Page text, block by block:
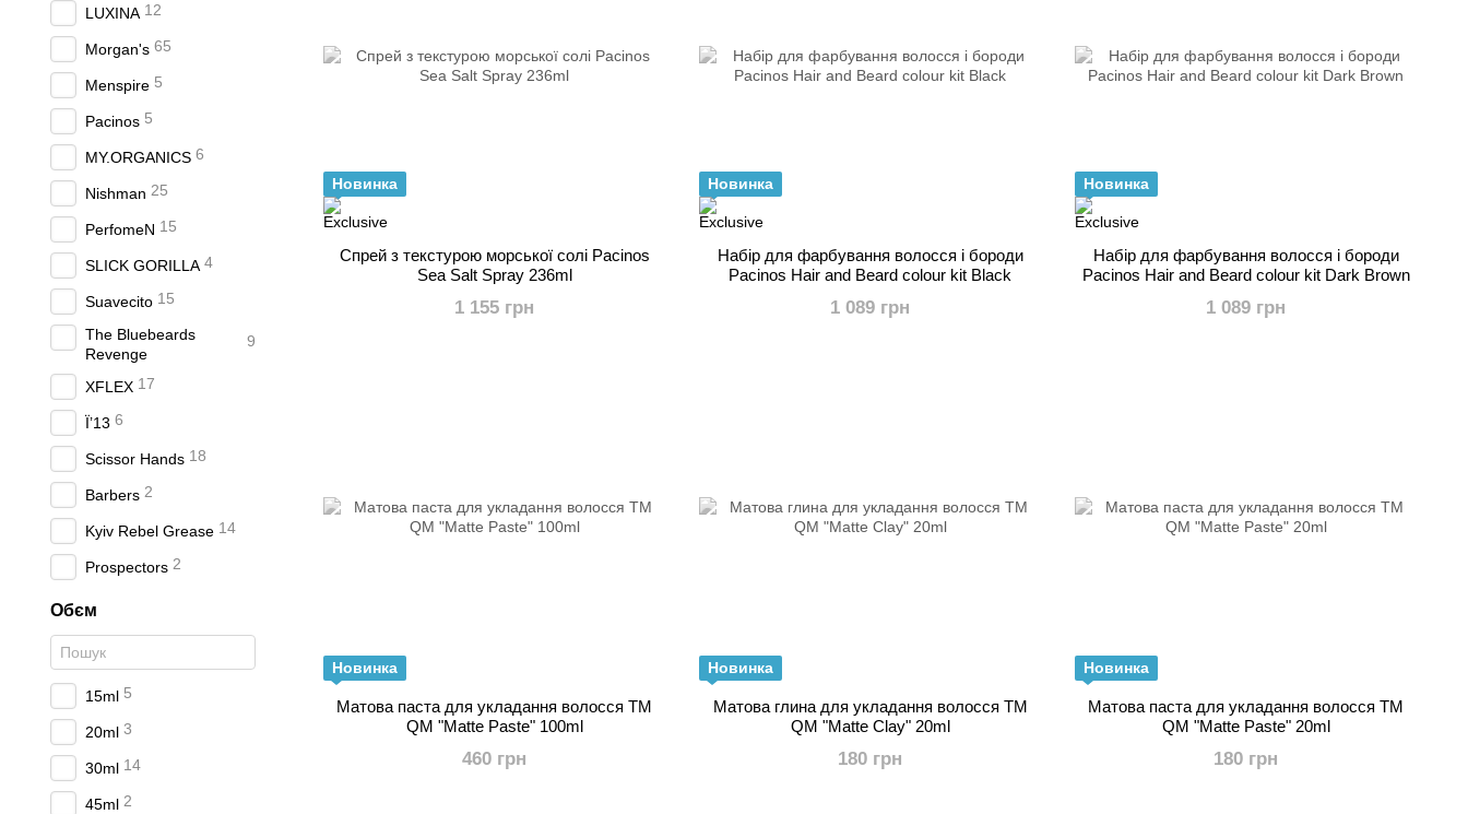
Новинка
Спрей з текстурою морської солі Pacinos
Sea Salt Spray 236ml
1 155 грн
Новинка
Набір для фарбування волосся і бороди
Pacinos Hair and Beard colour kit Black
1 089 грн
Новинка
Набір для фарбування волосся і бороди
Pacinos Hair and Beard colour kit Dark Brown
1 089 грн
Новинка
Матова паста для укладання волосся ТМ
QM "Matte Paste" 100ml
460 грн
Новинка
Матова глина для укладання волосся ТМ
QM "Matte Clay" 20ml
180 грн
Новинка
Матова паста для укладання волосся ТМ
QM "Matte Paste" 20ml
180 грн
LUXINA 12
Morgan's 65
Menspire 5
Pacinos 5
MY.ORGANICS 6
Nishman 25
PerfomeN 15
SLICK GORILLA 4
Suavecito 15
The Bluebeards
Revenge
9
XFLEX 17
Ї’13 6
Scissor Hands 18
Barbers 2
Kyiv Rebel Grease 14
Prospectors 2
Обєм
15ml 5
20ml 3
30ml 14
45ml 2